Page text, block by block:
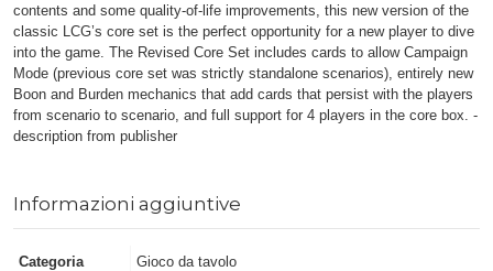
contents and some quality-of-life improvements, this new version of the
classic LCG’s core set is the perfect opportunity for a new player to dive
into the game. The Revised Core Set includes cards to allow Campaign
Mode (previous core set was strictly standalone scenarios), entirely new
Boon and Burden mechanics that add cards that persist with the players
from scenario to scenario, and full support for 4 players in the core box. -
description from publisher
Informazioni aggiuntive
Categoria
Gioco da tavolo